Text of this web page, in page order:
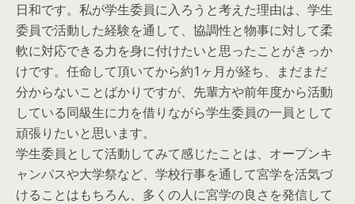
日和です。私が学生委員に入ろうと考えた理由は、学生
委員で活動した経験を通して、協調性と物事に対して柔
軟に対応できる力を身に付けたいと思ったことがきっか
けです。任命して頂いてから約1ヶ月が経ち、まだまだ
分からないことばかりですが、先輩方や前年度から活動
している同級生に力を借りながら学生委員の一員として
頑張りたいと思います。
学生委員として活動してみて感じたことは、オープンキ
ャンパスや大学祭など、学校行事を通して宮学を活気づ
けることはもちろん、多くの人に宮学の良さを発信して